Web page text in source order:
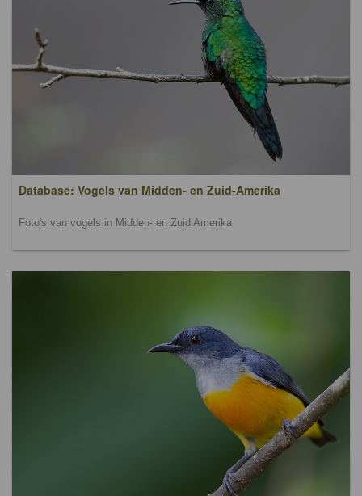
Database: Vogels van Midden- en Zuid-Amerika
Foto's van vogels in Midden- en Zuid Amerika